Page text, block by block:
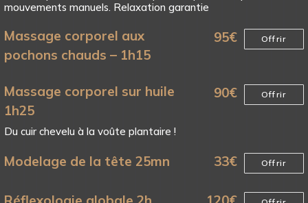
mouvements manuels. Relaxation garantie
Massage corporel aux
pochons chauds – 1h15
95€ Offrir
Massage corporel sur huile
1h25
90€ Offrir
Du cuir chevelu à la voûte plantaire !
Modelage de la tête 25mn 33€ Offrir